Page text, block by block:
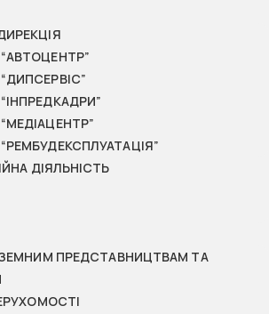
ДІЯЛЬНІСТЬ
ПРЕДСТАВНИЦТВАМ ТА